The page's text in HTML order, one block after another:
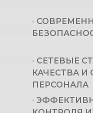
•
• СЕТЕВЫЕ
КАЧЕСТВА И
ПЕРСОНАЛА
•